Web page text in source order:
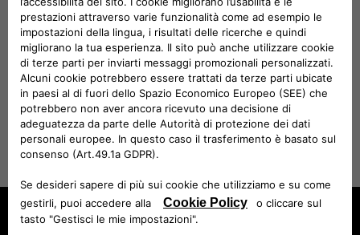
abbinati al sistema di gestione della trazione Select-Terrain
(modalità Auto, Snow, Sport e Sand/Mud, oltre a Rock per
l’allestimento Trailhwak che nel 2019 affiancherà Longitude,
Business, Limited e Overland).
SCARICA PDF
Avenger 4xe Hybrid